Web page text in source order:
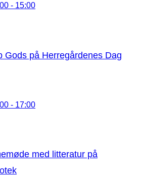
- 15:00
Gods på Herregårdenes Dag
- 17:00
med litteratur på